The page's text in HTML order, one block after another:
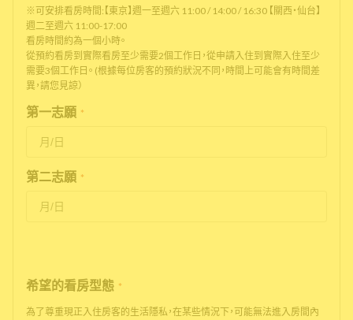
※可安排看房時間:【東京】週一至週六 11:00 / 14:00 / 16:30 【關西・仙台】
週二至週六 11:00-17:00
看房時間約為一個小時。
從預約看房到實際看房至少需要2個工作日，從申請入住到實際入住至少
需要3個工作日。 (根據每位房客的預約狀況不同，時間上可能會有時間差
異，請您見諒）
第一志願 *
第二志願 *
希望的看房型態 *
為了尊重現正入住房客的生活隱私，在某些情況下，可能無法進入房間內